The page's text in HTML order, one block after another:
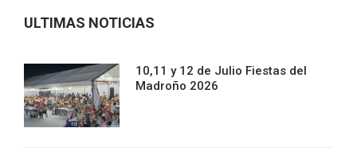
ULTIMAS NOTICIAS
10,11 y 12 de Julio Fiestas del
Madroño 2026